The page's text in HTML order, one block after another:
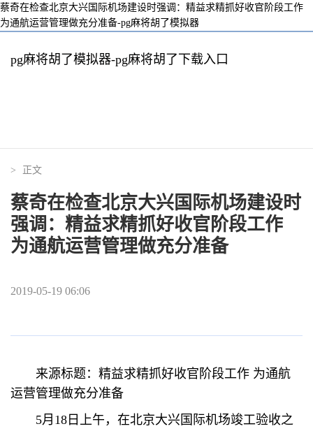
蔡奇在检查北京大兴国际机场建设时强调：精益求精抓好收官阶段工作
为通航运营管理做充分准备-pg麻将胡了模拟器
pg麻将胡了模拟器-pg麻将胡了下载入口
> 正文
蔡奇在检查北京大兴国际机场建设时
强调：精益求精抓好收官阶段工作
为通航运营管理做充分准备
2019-05-19 06:06
来源标题：精益求精抓好收官阶段工作 为通航
运营管理做充分准备
5月18日上午，在北京大兴国际机场竣工验收之